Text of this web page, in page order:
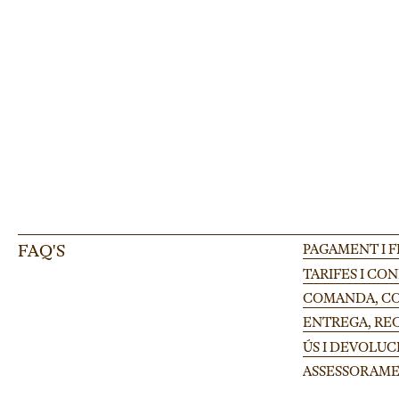
FAQ'S
PAGAMENT I
TARIFES I
COMANDA,
ENTREGA,
ÚS I